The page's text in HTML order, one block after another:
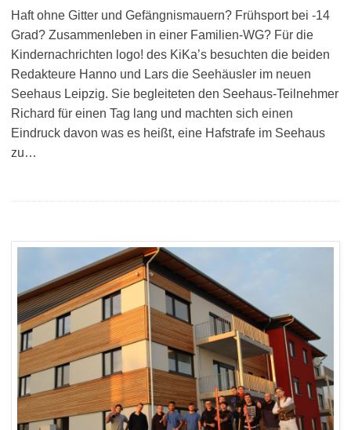
Haft ohne Gitter und Gefängnismauern? Frühsport bei -14
Grad? Zusammenleben in einer Familien-WG? Für die
Kindernachrichten logo! des KiKa’s besuchten die beiden
Redakteure Hanno und Lars die Seehäusler im neuen
Seehaus Leipzig. Sie begleiteten den Seehaus-Teilnehmer
Richard für einen Tag lang und machten sich einen
Eindruck davon was es heißt, eine Hafstrafe im Seehaus
zu…